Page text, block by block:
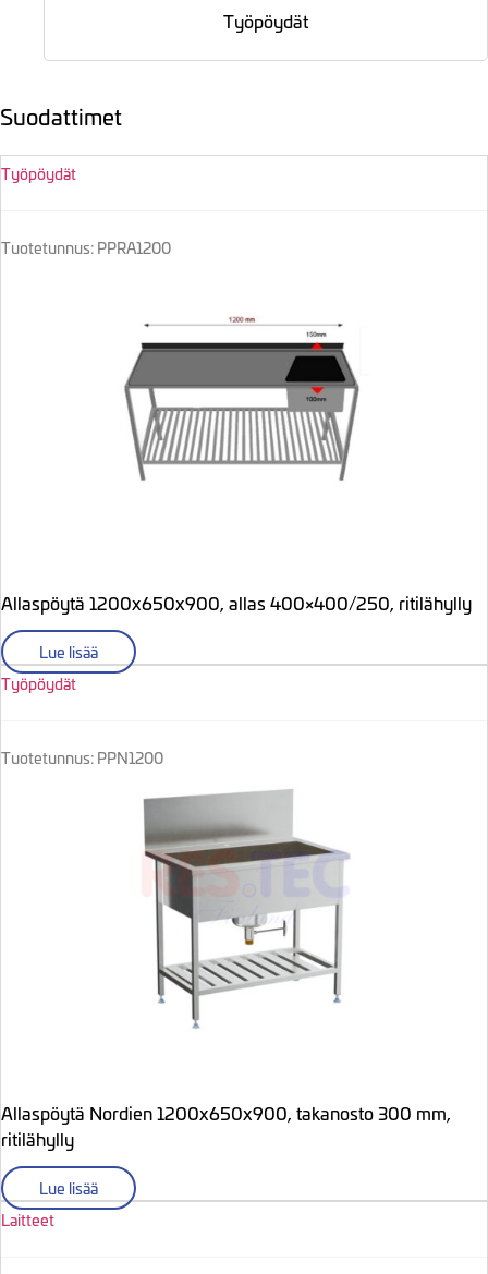
Työpöydät
Suodattimet
Työpöydät
Tuotetunnus: PPRA1200
Allaspöytä 1200x650x900, allas 400×400/250, ritilähylly
Lue lisää
Työpöydät
Tuotetunnus: PPN1200
Allaspöytä Nordien 1200x650x900, takanosto 300 mm,
ritilähylly
Lue lisää
Laitteet